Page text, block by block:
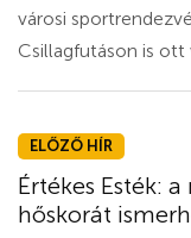
városi
Csillagfutáson is ott
ELŐZŐ HÍR
Értékes Esték:
hőskorát